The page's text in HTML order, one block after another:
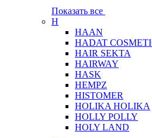
Показать все
H
HAAN
HADAT
HAIR SEKTA
HAIRWAY
HASK
HEMPZ
HISTOMER
HOLIKA HOLIKA
HOLLY POLLY
HOLY LAND